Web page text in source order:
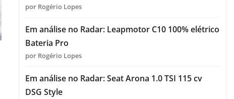
por Rogério Lopes
Em análise no Radar: Leapmotor C10 100% elétrico
Bateria Pro
por Rogério Lopes
Em análise no Radar: Seat Arona 1.0 TSI 115 cv
DSG Style